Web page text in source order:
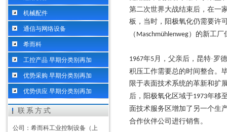
机械配件
通信与网络设备
希而科
工控产品 早期分类别再加
优势采购 早期分类别再加
优势供应 早期分类别再加
联系方式
公司：希而科工业控制设备（上
第二次世界大战结束后，在一
板，当时，阳极氧化仍需要许
（ Maschmühlenweg）的新工厂
1967年5月，父亲后，昆特·罗
积压工作需要总的时间整合。
限于表面技术系统的革新和扩
后，阳极氧化区域于1973年移
面技术服务区增加了另一个生
合作伙伴公司进行销售。